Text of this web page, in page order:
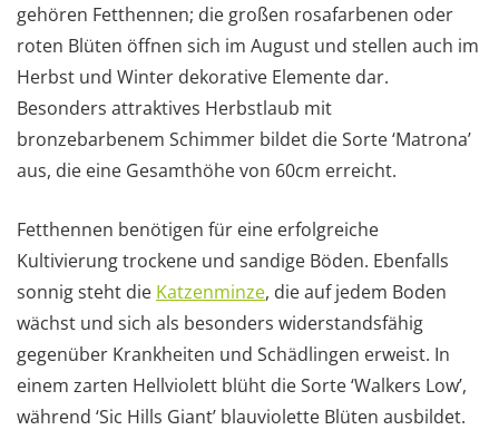
gehören Fetthennen; die großen rosafarbenen oder
roten Blüten öffnen sich im August und stellen auch im
Herbst und Winter dekorative Elemente dar.
Besonders attraktives Herbstlaub mit
bronzebarbenem Schimmer bildet die Sorte ‘Matrona’
aus, die eine Gesamthöhe von 60cm erreicht.
Fetthennen benötigen für eine erfolgreiche
Kultivierung trockene und sandige Böden. Ebenfalls
sonnig steht die Katzenminze, die auf jedem Boden
wächst und sich als besonders widerstandsfähig
gegenüber Krankheiten und Schädlingen erweist. In
einem zarten Hellviolett blüht die Sorte ‘Walkers Low’,
während ‘Sic Hills Giant’ blauviolette Blüten ausbildet.